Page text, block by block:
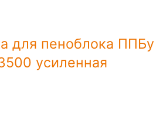
для пеноблока ППБу
усиленная